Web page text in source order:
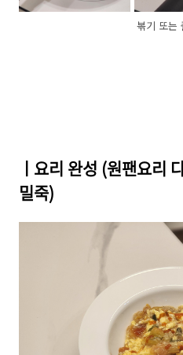
볶기 또는
ㅣ요리 완성 (원팬요리
밀죽)